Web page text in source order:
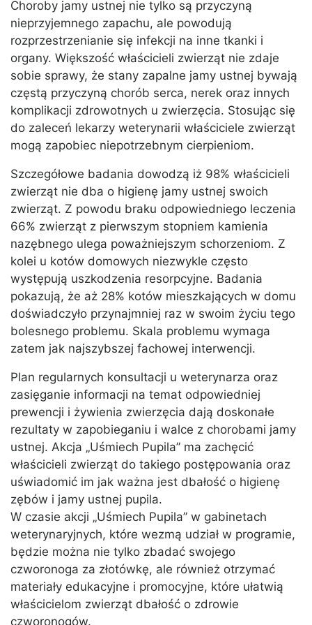
Choroby jamy ustnej nie tylko są przyczyną
nieprzyjemnego zapachu, ale powodują
rozprzestrzenianie się infekcji na inne tkanki i
organy. Większość właścicieli zwierząt nie zdaje
sobie sprawy, że stany zapalne jamy ustnej bywają
częstą przyczyną chorób serca, nerek oraz innych
komplikacji zdrowotnych u zwierzęcia. Stosując się
do zaleceń lekarzy weterynarii właściciele zwierząt
mogą zapobiec niepotrzebnym cierpieniom.
Szczegółowe badania dowodzą iż 98% właścicieli
zwierząt nie dba o higienę jamy ustnej swoich
zwierząt. Z powodu braku odpowiedniego leczenia
66% zwierząt z pierwszym stopniem kamienia
nazębnego ulega poważniejszym schorzeniom. Z
kolei u kotów domowych niezwykle często
występują uszkodzenia resorpcyjne. Badania
pokazują, że aż 28% kotów mieszkających w domu
doświadczyło przynajmniej raz w swoim życiu tego
bolesnego problemu. Skala problemu wymaga
zatem jak najszybszej fachowej interwencji.
Plan regularnych konsultacji u weterynarza oraz
zasięganie informacji na temat odpowiedniej
prewencji i żywienia zwierzęcia dają doskonałe
rezultaty w zapobieganiu i walce z chorobami jamy
ustnej. Akcja „Uśmiech Pupila” ma zachęcić
właścicieli zwierząt do takiego postępowania oraz
uświadomić im jak ważna jest dbałość o higienę
zębów i jamy ustnej pupila.
W czasie akcji „Uśmiech Pupila” w gabinetach
weterynaryjnych, które wezmą udział w programie,
będzie można nie tylko zbadać swojego
czworonoga za złotówkę, ale również otrzymać
materiały edukacyjne i promocyjne, które ułatwią
właścicielom zwierząt dbałość o zdrowie
czworonogów.